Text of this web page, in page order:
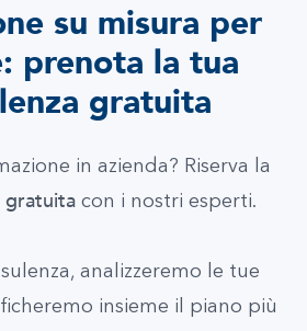
su misura per
prenota la tua
gratuita
in azienda? Riserva la
gratuita con i nostri esperti.
analizzeremo le tue
insieme il piano più